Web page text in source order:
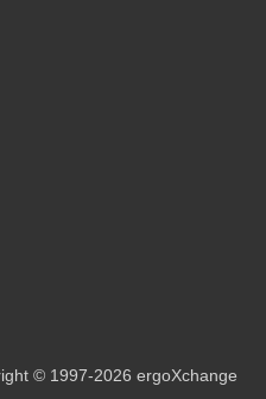
© 1997-2026 ergoXchange